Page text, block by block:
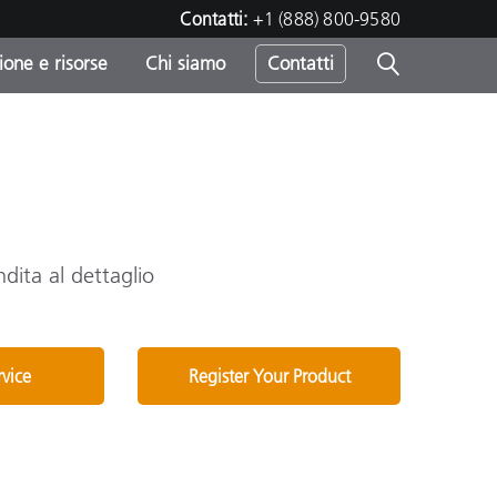
Contatti: +1 (888) 800-9580
e risorse Chi siamo Contatti
al dettaglio
Register Your Product